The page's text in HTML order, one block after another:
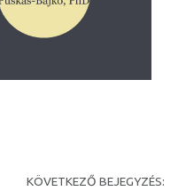
KÖVETKEZŐ BEJEGYZÉS: